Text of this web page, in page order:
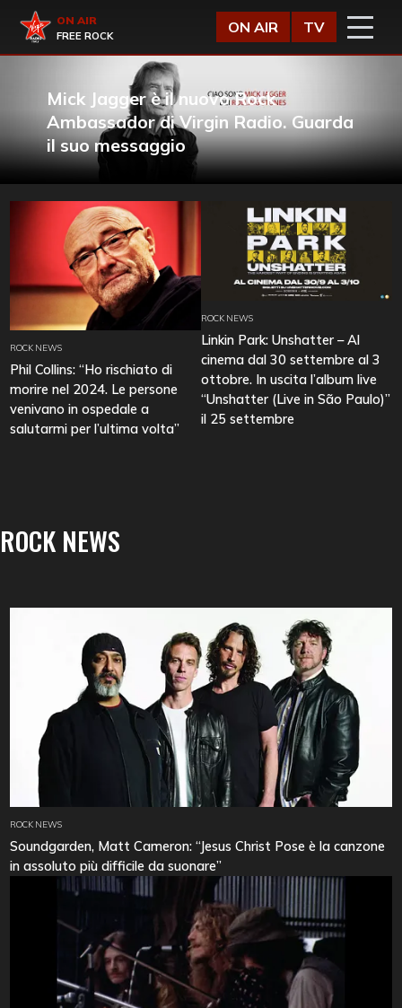
Virgin Radio
ON AIR
FREE ROCK
ON AIR TV
Mick Jagger è il nuovo Rock
Ambassador di Virgin Radio. Guarda
il suo messaggio
ROCK NEWS
Phil Collins: “Ho rischiato di
morire nel 2024. Le persone
venivano in ospedale a
salutarmi per l’ultima volta”
ROCK NEWS
Linkin Park: Unshatter – Al
cinema dal 30 settembre al 3
ottobre. In uscita l’album live
“Unshatter (Live in São Paulo)”
il 25 settembre
ROCK NEWS
ROCK NEWS
Soundgarden, Matt Cameron: “Jesus Christ Pose è la canzone
in assoluto più difficile da suonare”